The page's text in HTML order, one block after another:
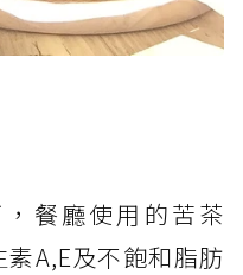
餐廳使用的苦茶
A,E及不飽和脂肪